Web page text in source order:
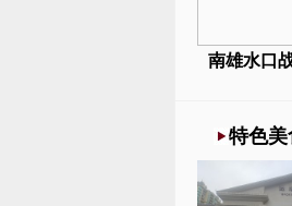
南雄水口
特色美